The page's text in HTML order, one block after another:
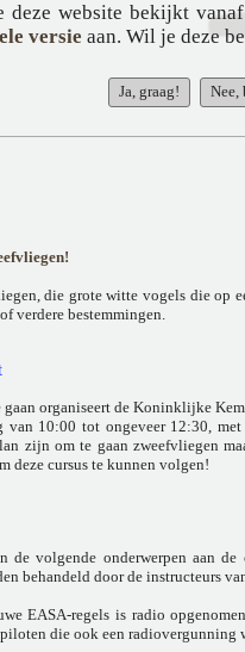
deze website bekijkt
versie aan. Wil je deze
die grote witte vogels die op
verdere bestemmingen.
organiseert de Koninklijke
van 10:00 tot ongeveer 12:30,
zijn om te gaan zweefvliegen
deze cursus te kunnen volgen!
de volgende onderwerpen aan
behandeld door de instructeurs
EASA-regels is radio
die ook een radiovergunning